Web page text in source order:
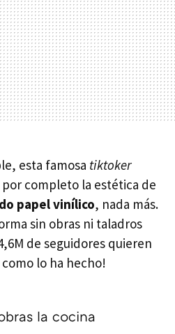
esta famosa tiktoker
completo la estética de
papel vinílico, nada más.
sin obras ni taladros
de seguidores quieren
como lo ha hecho!
la cocina